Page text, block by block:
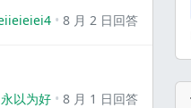
8 月 2 日回答
永以为好 8 月 1 日回答